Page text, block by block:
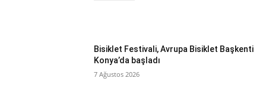
Bisiklet Festivali, Avrupa Bisiklet Başkenti
Konya’da başladı
7 Ağustos 2026